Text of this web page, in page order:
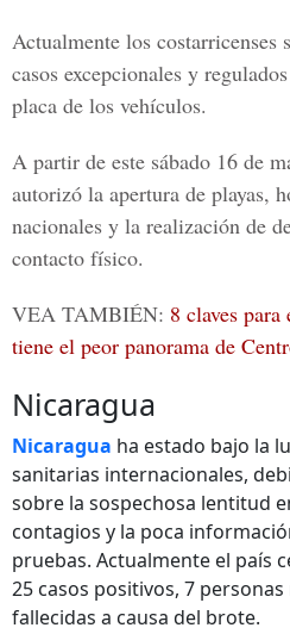
Actualmente los costarricenses
casos excepcionales y
placa de los vehículos.
A partir de este sábado 16 de
autorizó la apertura de playas,
nacionales y la realización de
contacto físico.
VEA TAMBIÉN: 8 claves
tiene el peor panorama de
Nicaragua
Nicaragua ha estado bajo la
sanitarias internacionales,
sobre la sospechosa lentitud
contagios y la poca
pruebas. Actualmente el país
25 casos positivos, 7
fallecidas a causa del brote.